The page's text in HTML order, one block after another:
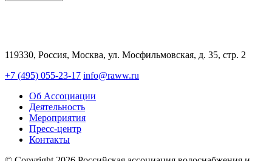
119330, Россия, Москва, ул. Мосфильмовская, д. 35, стр. 2
+7 (495) 055-23-17 info@raww.ru
Об Ассоциации
Деятельность
Мероприятия
Пресс-центр
Контакты